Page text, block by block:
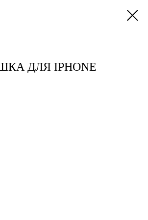
ДЛЯ IPHONE